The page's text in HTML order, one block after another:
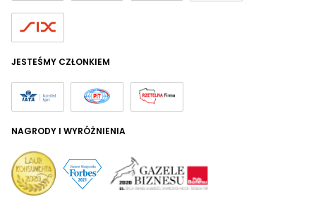
JESTEŚMY CZŁONKIEM
NAGRODY I WYRÓŻNIENIA